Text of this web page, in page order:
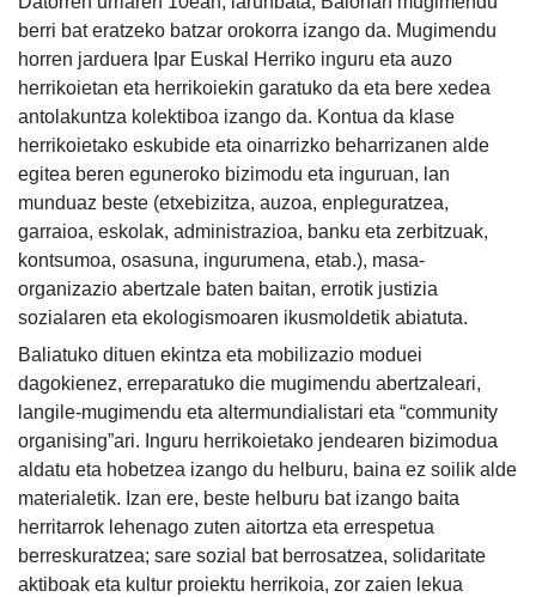
berri bat eratzeko batzar orokorra izango da. Mugimendu
horren jarduera Ipar Euskal Herriko inguru eta auzo
herrikoietan eta herrikoiekin garatuko da eta bere xedea
antolakuntza kolektiboa izango da. Kontua da klase
herrikoietako eskubide eta oinarrizko beharrizanen alde
egitea beren eguneroko bizimodu eta inguruan, lan
munduaz beste (etxebizitza, auzoa, enpleguratzea,
garraioa, eskolak, administrazioa, banku eta zerbitzuak,
kontsumoa, osasuna, ingurumena, etab.), masa-
organizazio abertzale baten baitan, errotik justizia
sozialaren eta ekologismoaren ikusmoldetik abiatuta.
Baliatuko dituen ekintza eta mobilizazio moduei
dagokienez, erreparatuko die mugimendu abertzaleari,
langile-mugimendu eta altermundialistari eta “community
organising”ari. Inguru herrikoietako jendearen bizimodua
aldatu eta hobetzea izango du helburu, baina ez soilik alde
materialetik. Izan ere, beste helburu bat izango baita
herritarrok lehenago zuten aitortza eta errespetua
berreskuratzea; sare sozial bat berrosatzea, solidaritate
aktiboak eta kultur proiektu herrikoia, zor zaien lekua